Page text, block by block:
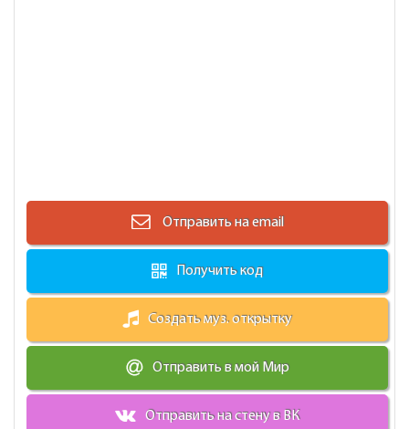
Отправить на email
Получить код
Создать муз. открытку
Отправить в мой Мир
Отправить на стену в ВК